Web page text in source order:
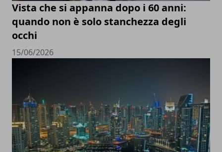
Vista che si appanna dopo i 60 anni:
quando non è solo stanchezza degli
occhi
15/06/2026